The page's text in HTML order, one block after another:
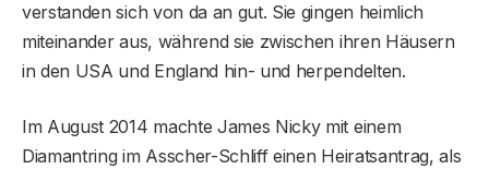
verstanden sich von da an gut. Sie gingen heimlich
miteinander aus, während sie zwischen ihren Häusern
in den USA und England hin- und herpendelten.
Im August 2014 machte James Nicky mit einem
Diamantring im Asscher-Schliff einen Heiratsantrag, als